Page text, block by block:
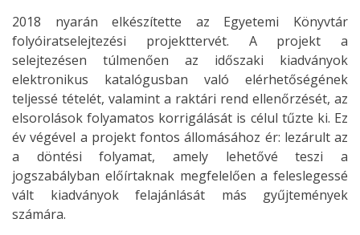
2018 nyarán elkészítette az Egyetemi Könyvtár
folyóiratselejtezési projekttervét. A projekt a
selejtezésen túlmenően az időszaki kiadványok
elektronikus katalógusban való elérhetőségének
teljessé tételét, valamint a raktári rend ellenőrzését, az
elsorolások folyamatos korrigálását is célul tűzte ki. Ez
év végével a projekt fontos állomásához ér: lezárult az
a döntési folyamat, amely lehetővé teszi a
jogszabályban előírtaknak megfelelően a feleslegessé
vált kiadványok felajánlását más gyűjtemények
számára.